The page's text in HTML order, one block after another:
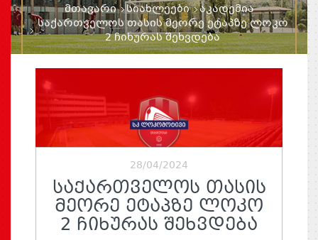
მთავარი სიახლეები
აკადემია
საქართველოს თასის მეორე ეტაპზე ლოკო
2 ჩიხურას შეხვდება
28/04/2024
ᲡᲐᲥᲐᲠᲗᲕᲔᲚᲝᲡ ᲗᲐᲡᲘᲡ
ᲛᲔᲝᲠᲔ ᲔᲢᲐᲞᲖᲔ ᲚᲝᲙᲝ
2 ᲩᲘᲮᲣᲠᲐᲡ ᲨᲔᲮᲕᲓᲔᲑᲐ